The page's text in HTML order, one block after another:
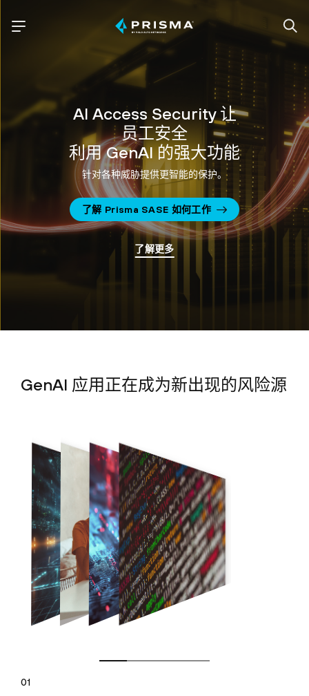
AI Access Security 让
员工安全
利用 GenAI 的强大功能
针对各种威胁提供更智能的保护。
了解 Prisma SASE 如何工作
了解更多
GenAI 应用正在成为新出现的风险源
01